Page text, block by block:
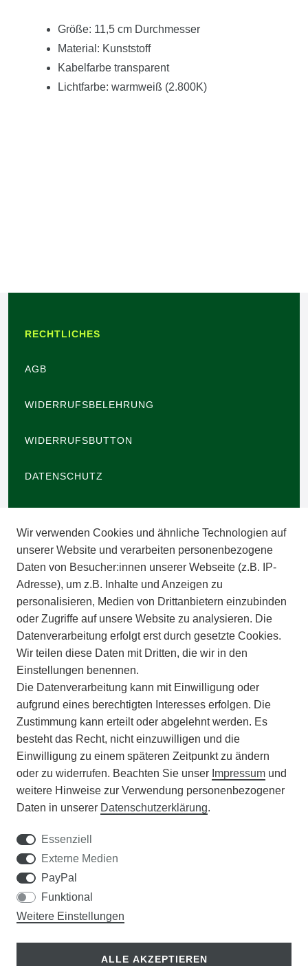
Größe: 11,5 cm Durchmesser
Material: Kunststoff
Kabelfarbe transparent
Lichtfarbe: warmweiß (2.800K)
RECHTLICHES
AGB
WIDERRUFSBELEHRUNG
WIDERRUFSBUTTON
DATENSCHUTZ
IMPRESSUM
INFORMATIONEN
ZAHLUNGSARTEN
VERSAND
BATTERIEENTSORGUNG
VERANSTALTUNGEN
APOTHEKERSCHRANK
WISSENSWERTES
DER WEG ZUM TRAUMRASEN
Samen Rohde GmbH
Wir verwenden Cookies und ähnliche Technologien auf
unserer Website und verarbeiten personenbezogene
Daten von Besucher:innen unserer Webseite (z.B. IP-
Adresse), um z.B. Inhalte und Anzeigen zu
personalisieren, Medien von Drittanbietern einzubinden
oder Zugriffe auf unsere Website zu analysieren. Die
Datenverarbeitung erfolgt erst durch gesetzte Cookies.
Wir teilen diese Daten mit Dritten, die wir in den
Einstellungen benennen.
Die Datenverarbeitung kann mit Einwilligung oder
aufgrund eines berechtigten Interesses erfolgen. Die
Zustimmung kann erteilt oder abgelehnt werden. Es
besteht das Recht, nicht einzuwilligen und die
Einwilligung zu einem späteren Zeitpunkt zu ändern
oder zu widerrufen. Beachten Sie unser Impressum und
weitere Hinweise zur Verwendung personenbezogener
Daten in unserer Daten­schutz­erklärung.
Essenziell
Externe Medien
PayPal
Funktional
Weitere Einstellungen
ALLE AKZEPTIEREN